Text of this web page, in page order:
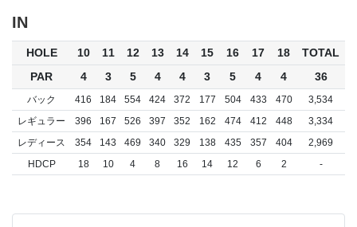
IN
HOLE 10 11 12 13 14 15 16 17 18
TOTAL
PAR
4 3 5 4 4 3 5 4 4 36
バック 416 184 554 424 372 177 504 433 470
3,534
レギュラー
396 167 526 397 352 162 474 412 448
3,334
レディース
354 143 469 340 329 138 435 357 404
2,969
HDCP
18 10 4 8 16 14 12 6 2 -